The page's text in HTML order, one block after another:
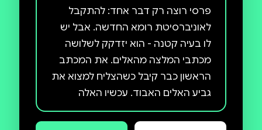
פרסי רוצה רק דבר אחד: להתקבל
לאוניברסיטת רומא החדשה. אבל יש
לו בעיה קטנה - הוא יזדקק לשלושה
מכתבי המלצה מהאלים. את המכתב
הראשון כבר קיבל כשהצליח למצוא את
גביע האלים האבוד. עכשיו האלה
הֵקָטֶה שוקלת לכתוב לו המלצה,
בתנאי שיסכים לטפל בחיות המחמד